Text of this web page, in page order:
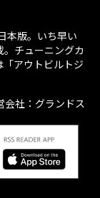
本版。いち早い
チューニングカ
アウトビルトジ
社：グランドス